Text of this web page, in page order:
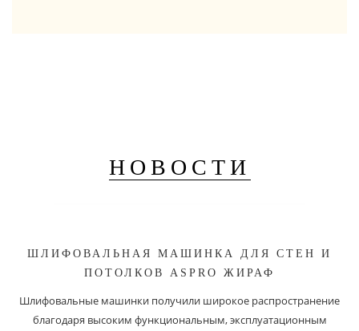
НОВОСТИ
ШЛИФОВАЛЬНАЯ МАШИНКА ДЛЯ СТЕН И
ПОТОЛКОВ ASPRO ЖИРАФ
Шлифовальные машинки получили широкое распространение
благодаря высоким функциональным, эксплуатационным